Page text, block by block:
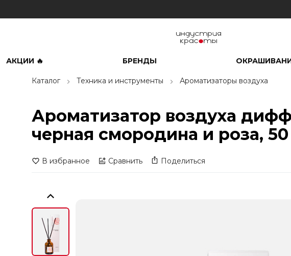
АКЦИИ 🔥 БРЕНДЫ
Каталог Техника и инструменты Ароматизаторы воздуха
Ароматизатор воздуха
черная смородина и роза,
В избранное Сравнить Поделиться